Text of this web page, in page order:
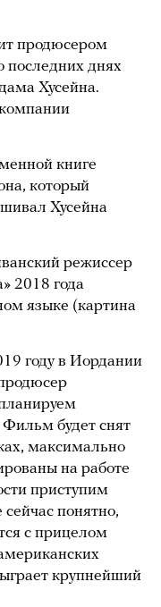
продюсером
последних днях
Хусейна.
книге
который
Хусейна
режиссер
2018 года
языке (картина
году в Иордании
Фильм будет снят
максимально
на работе
приступим
понятно,
с прицелом
крупнейший